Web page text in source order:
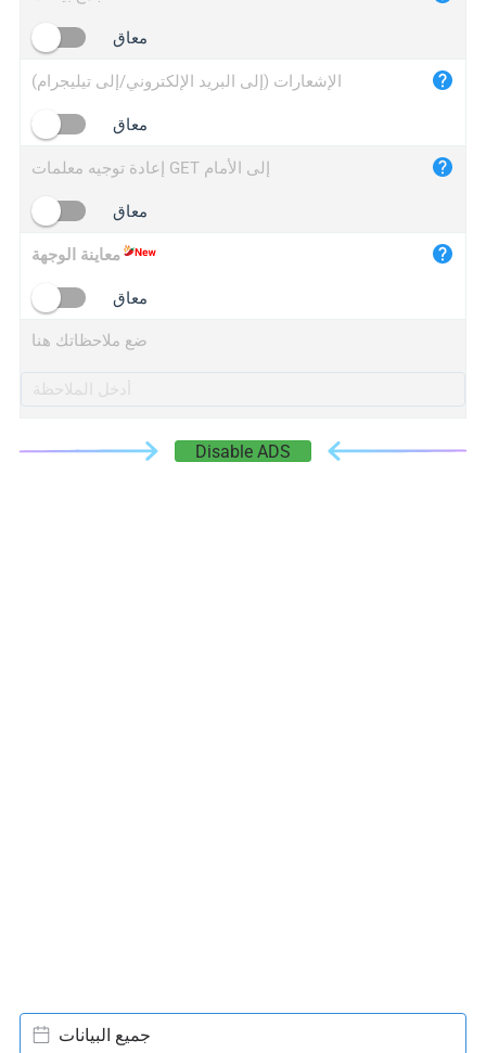
iplogger.cn
معاق
الإشعارات (إلى البريد الإلكتروني/إلى تيليجرام)
معاق
إعادة توجيه معلمات GET إلى الأمام
معاق
معاينة الوجهة
معاق
ضع ملاحظاتك هنا
Disable ADS
جميع البيانات